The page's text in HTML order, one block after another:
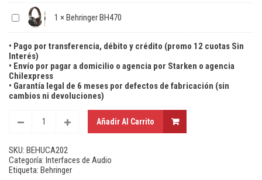
1 × Behringer BH470
• Pago por transferencia, débito y crédito (promo 12 cuotas Sin
Interés)
• Envío por pagar a domicilio o agencia por Starken o agencia
Chilexpress
• Garantía legal de 6 meses por defectos de fabricación (sin
cambios ni devoluciones)
Añadir Al Carrito
SKU: BEHUCA202
Categoría: Interfaces de Audio
Etiqueta: Behringer